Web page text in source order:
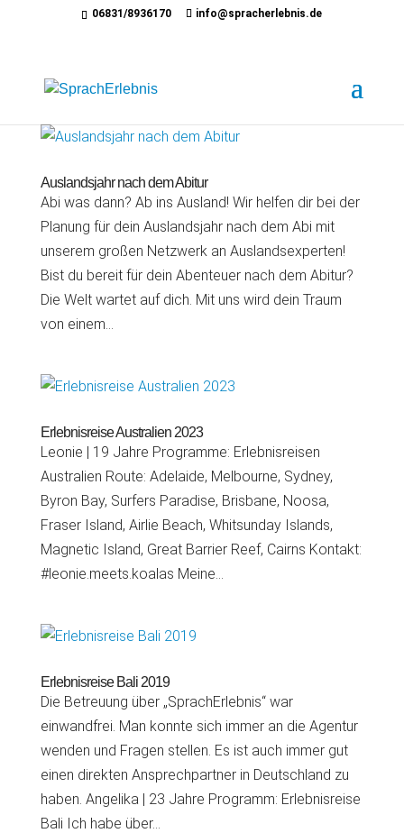
06831/8936170 info@spracherlebnis.de
Auslandsjahr nach dem Abitur
Abi was dann? Ab ins Ausland! Wir helfen dir bei der
Planung für dein Auslandsjahr nach dem Abi mit
unserem großen Netzwerk an Auslandsexperten!
Bist du bereit für dein Abenteuer nach dem Abitur?
Die Welt wartet auf dich. Mit uns wird dein Traum
von einem...
Erlebnisreise Australien 2023
Leonie | 19 Jahre Programme: Erlebnisreisen
Australien Route: Adelaide, Melbourne, Sydney,
Byron Bay, Surfers Paradise, Brisbane, Noosa,
Fraser Island, Airlie Beach, Whitsunday Islands,
Magnetic Island, Great Barrier Reef, Cairns Kontakt:
#leonie.meets.koalas Meine...
Erlebnisreise Bali 2019
Die Betreuung über „SprachErlebnis“ war
einwandfrei. Man konnte sich immer an die Agentur
wenden und Fragen stellen. Es ist auch immer gut
einen direkten Ansprechpartner in Deutschland zu
haben. Angelika | 23 Jahre Programm: Erlebnisreise
Bali Ich habe über...